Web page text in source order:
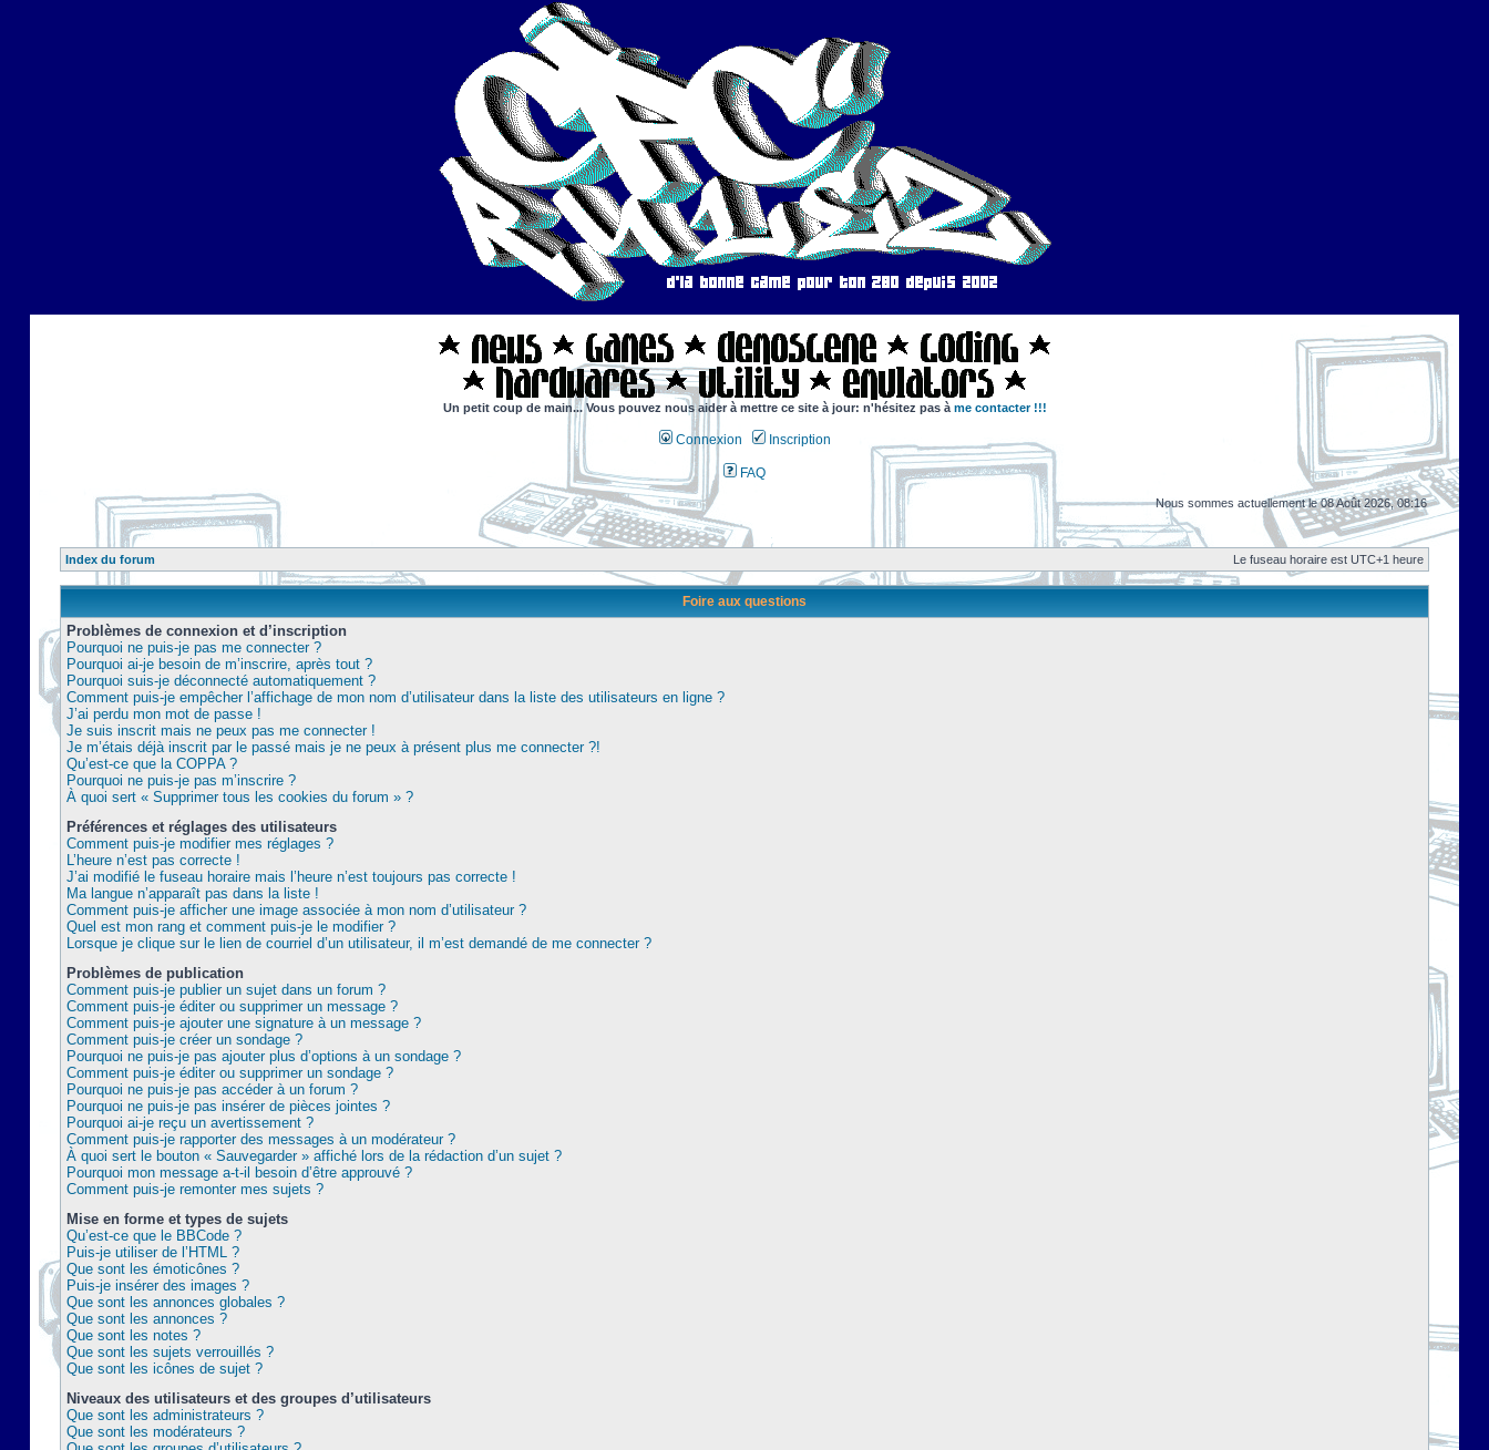
Un petit coup de main... Vous pouvez nous aider à mettre ce site à jour: n'hésitez pas à me contacter !!!
Connexion Inscription
FAQ
Nous sommes actuellement le 08 Août 2026, 08:16
Index du forum Le fuseau horaire est UTC+1 heure
Foire aux questions
Problèmes de connexion et d’inscription
Pourquoi ne puis-je pas me connecter ?
Pourquoi ai-je besoin de m’inscrire, après tout ?
Pourquoi suis-je déconnecté automatiquement ?
Comment puis-je empêcher l’affichage de mon nom d’utilisateur dans la liste des utilisateurs en ligne ?
J’ai perdu mon mot de passe !
Je suis inscrit mais ne peux pas me connecter !
Je m’étais déjà inscrit par le passé mais je ne peux à présent plus me connecter ?!
Qu’est-ce que la COPPA ?
Pourquoi ne puis-je pas m’inscrire ?
À quoi sert « Supprimer tous les cookies du forum » ?
Préférences et réglages des utilisateurs
Comment puis-je modifier mes réglages ?
L’heure n’est pas correcte !
J’ai modifié le fuseau horaire mais l’heure n’est toujours pas correcte !
Ma langue n’apparaît pas dans la liste !
Comment puis-je afficher une image associée à mon nom d’utilisateur ?
Quel est mon rang et comment puis-je le modifier ?
Lorsque je clique sur le lien de courriel d’un utilisateur, il m’est demandé de me connecter ?
Problèmes de publication
Comment puis-je publier un sujet dans un forum ?
Comment puis-je éditer ou supprimer un message ?
Comment puis-je ajouter une signature à un message ?
Comment puis-je créer un sondage ?
Pourquoi ne puis-je pas ajouter plus d’options à un sondage ?
Comment puis-je éditer ou supprimer un sondage ?
Pourquoi ne puis-je pas accéder à un forum ?
Pourquoi ne puis-je pas insérer de pièces jointes ?
Pourquoi ai-je reçu un avertissement ?
Comment puis-je rapporter des messages à un modérateur ?
À quoi sert le bouton « Sauvegarder » affiché lors de la rédaction d’un sujet ?
Pourquoi mon message a-t-il besoin d’être approuvé ?
Comment puis-je remonter mes sujets ?
Mise en forme et types de sujets
Qu’est-ce que le BBCode ?
Puis-je utiliser de l’HTML ?
Que sont les émoticônes ?
Puis-je insérer des images ?
Que sont les annonces globales ?
Que sont les annonces ?
Que sont les notes ?
Que sont les sujets verrouillés ?
Que sont les icônes de sujet ?
Niveaux des utilisateurs et des groupes d’utilisateurs
Que sont les administrateurs ?
Que sont les modérateurs ?